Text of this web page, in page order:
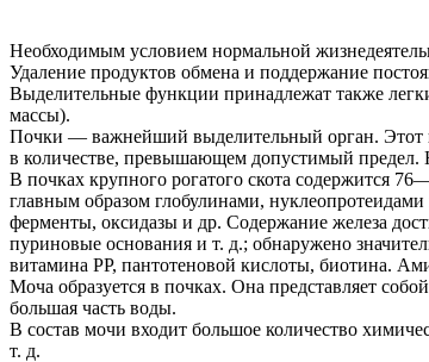
Необходимым условием нормальной
Удаление продуктов обмена и поддержание
Выделительные функции принадлежат также
массы).
Почки — важнейший выделительный орган. Этот
в количестве, превышающем допустимый
В почках крупного рогатого скота содержится
главным образом глобулинами,
ферменты, оксидазы и др. Содержание железа
пуриновые основания и т. д.; обнаружено
витамина PP, пантотеновой кислоты, биотина.
Моча образуется в почках. Она представляет
большая часть воды.
В состав мочи входит большое количество
т. д.